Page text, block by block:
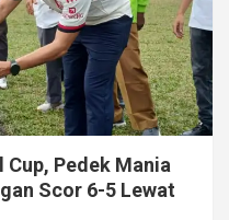
Cup, Pedek Mania
Scor 6-5 Lewat